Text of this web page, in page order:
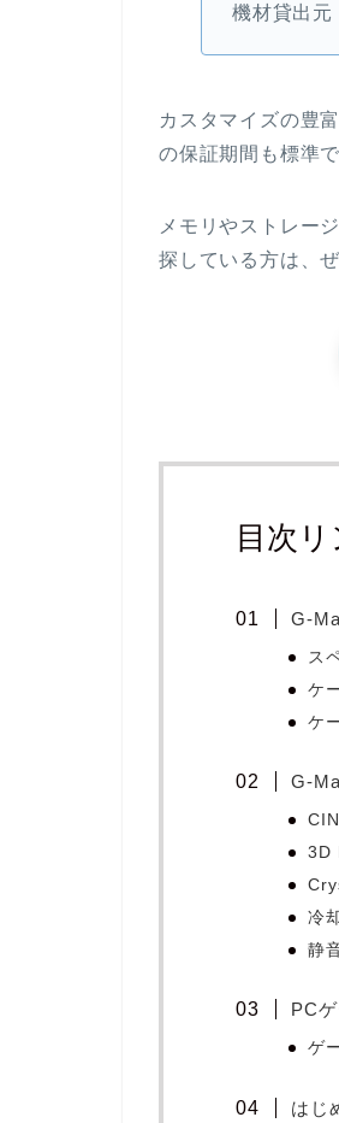
機材貸出元
カスタマイズの豊
の保証期間も標準
メモリやストレー
探している方は、
目次リ
G-
ス
ケ
ケ
G-
3D
冷
静
PC
ゲ
はじ